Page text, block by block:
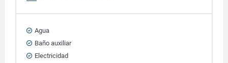
Agua
Baño auxiliar
Electricidad